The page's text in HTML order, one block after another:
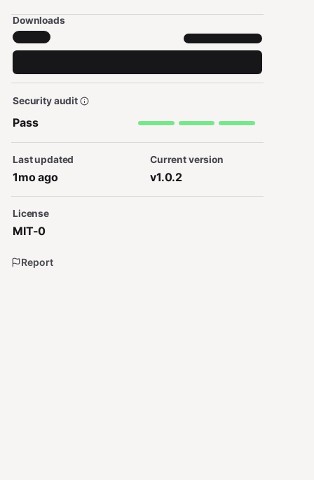
Downloads
Security audit
Pass
Last updated
1mo ago
Current version
v1.0.2
License
MIT-0
Report